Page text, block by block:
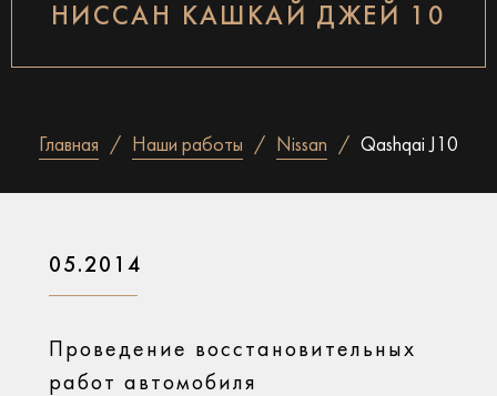
НИССАН КАШКАЙ ДЖЕЙ 10
Главная Наши работы Nissan Qashqai J10
05.2014
Проведение восстановительных
работ автомобиля